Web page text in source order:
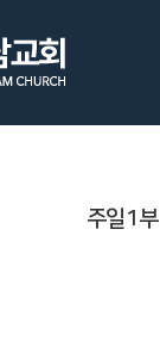
주일1부